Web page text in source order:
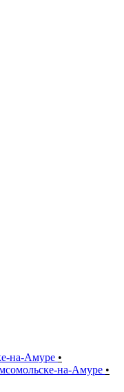
на-Амуре •
на-Амуре •